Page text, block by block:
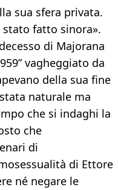
sua sfera privata.
fatto sinora».
di Majorana
vagheggiato da
della sua fine
naturale ma
che si indaghi la
che
di
di Ettore
né negare le